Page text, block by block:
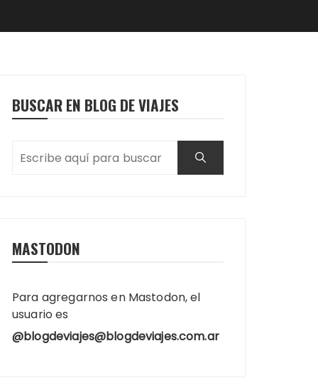
BUSCAR EN BLOG DE VIAJES
MASTODON
Para agregarnos en Mastodon, el
usuario es
@blogdeviajes@blogdeviajes.com.ar